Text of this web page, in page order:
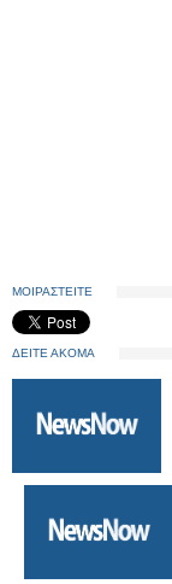
ΜΟΙΡΑΣΤΕΙΤΕ
ΔΕΙΤΕ ΑΚΟΜΑ